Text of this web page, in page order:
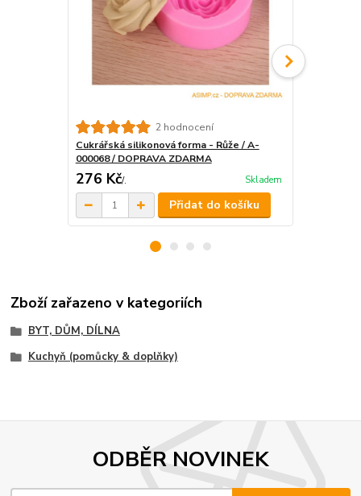
2 hodnocení
Cukrářská silikonová forma - Růže / A-
000068 / DOPRAVA ZDARMA
276 Kč/. Skladem
Přidat do košíku
Zboží zařazeno v kategoriích
BYT, DŮM, DÍLNA
Kuchyň (pomůcky & doplňky)
ODBĚR NOVINEK